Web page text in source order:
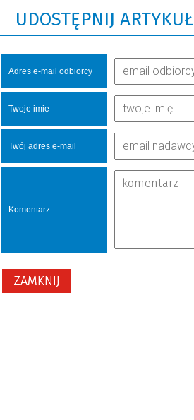
UDOSTĘPNIJ ARTYKUŁ
Adres e-mail odbiorcy
Twoje imie
Twój adres e-mail
Komentarz